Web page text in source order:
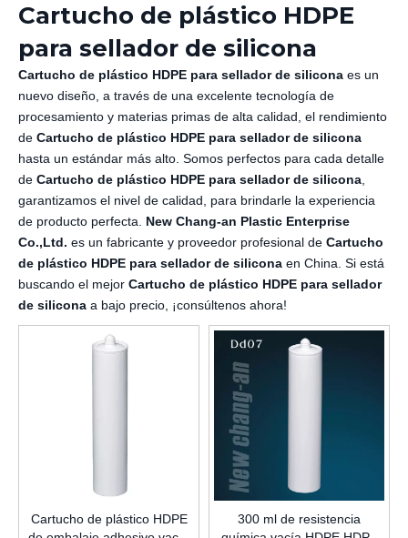
Cartucho de plástico HDPE
para sellador de silicona
Cartucho de plástico HDPE para sellador de silicona es un
nuevo diseño, a través de una excelente tecnología de
procesamiento y materias primas de alta calidad, el rendimiento
de Cartucho de plástico HDPE para sellador de silicona
hasta un estándar más alto. Somos perfectos para cada detalle
de Cartucho de plástico HDPE para sellador de silicona
garantizamos el nivel de calidad, para brindarle la experiencia
de producto perfecta. New Chang-an Plastic Enterprise
Co.,Ltd. es un fabricante y proveedor profesional de Cartucho
de plástico HDPE para sellador de silicona en China. Si está
buscando el mejor Cartucho de plástico HDPE para sellador
de silicona a bajo precio, ¡consúltenos ahora!
Cartucho de plástico HDPE
300 ml de resistencia